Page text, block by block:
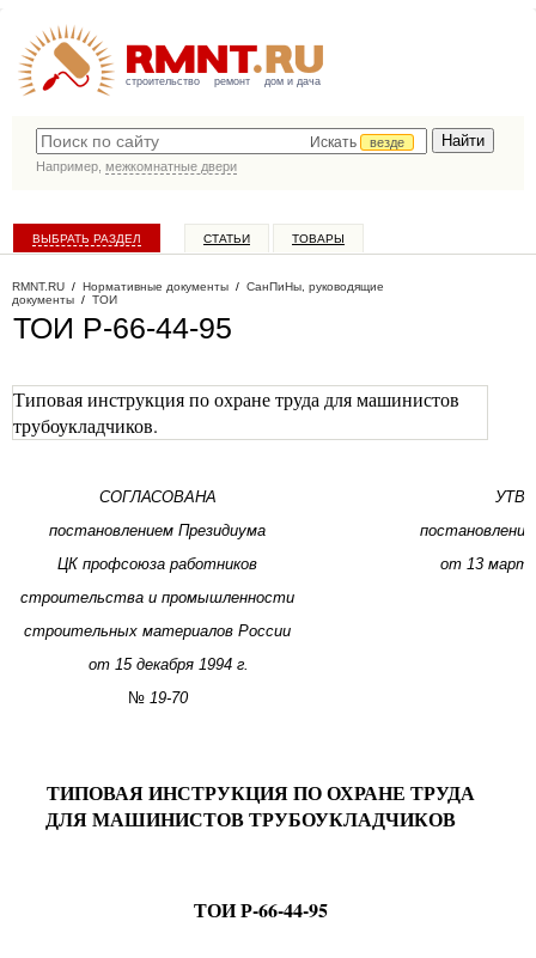
строительство ремонт дом и дача
Искать
везде
Например, межкомнатные двери
ВЫБРАТЬ РАЗДЕЛ СТАТЬИ ТОВАРЫ
RMNT.RU / Нормативные документы / СанПиНы, руководящие
документы / ТОИ
ТОИ Р-66-44-95
Типовая инструкция по охране труда для машинистов
трубоукладчиков.
СОГЛАСОВАНА
постановлением Президиума
ЦК профсоюза работников
строительства и промышленности
строительных материалов России
от15декабря 1994г.
№ 19-70
от 13
ТИПОВАЯ ИНСТРУКЦИЯ ПО ОХРАНЕ ТРУДА
ДЛЯ МАШИНИСТОВ ТРУБОУКЛАДЧИКОВ
ТОИ Р-66-44-95